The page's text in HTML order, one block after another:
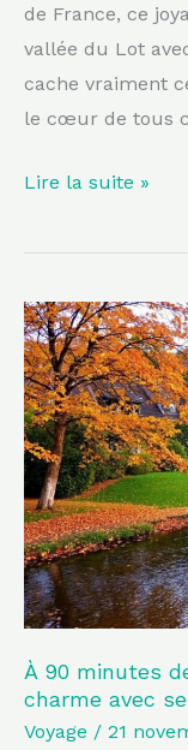
de France, ce
vallée du Lot
cache vraiment
le cœur de tous
Lire la suite »
À 90 minutes
charme avec
Voyage / 21
À
90
minutes
de
Lille,
ce
village
des
Flandres
charme
avec
ses
teintes